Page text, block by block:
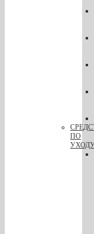
ПО